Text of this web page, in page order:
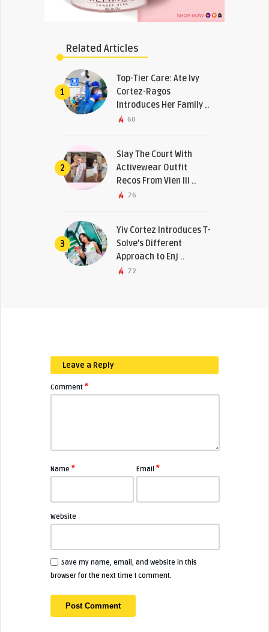
Related Articles
1
Top-Tier Care: Ate Ivy
Cortez-Ragos
Introduces Her Family ..
60
2
Slay The Court With
Activewear Outfit
Recos From Vien Ili ..
76
3
Yiv Cortez Introduces T-
Solve’s Different
Approach to Enj ..
72
Leave a Reply
Comment *
Name * Email*
Website
Save my name, email, and website in this
browser for the next time I comment.